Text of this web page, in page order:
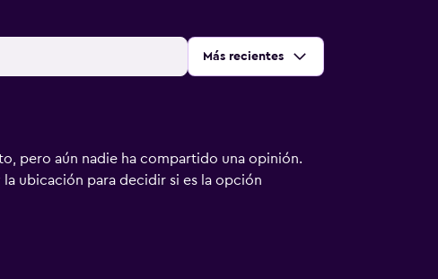
Ordenar por:
Más recientes
pero aún nadie ha compartido una opinión.
la ubicación para decidir si es la opción